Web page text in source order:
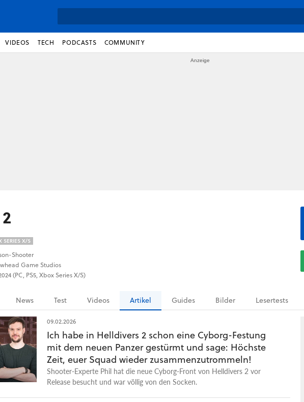
VIDEOS TECH PODCASTS COMMUNITY
SERIES X/S
Shooter
Game Studios
(PC, PS5, Xbox Series X/S)
News Test Videos Artikel Guides Bilder Lesertests
09.02.2026
Ich habe in Helldivers 2 schon eine Cyborg-Festung
mit dem neuen Panzer gestürmt und sage: Höchste
Zeit, euer Squad wieder zusammenzutrommeln!
Shooter-Experte Phil hat die neue Cyborg-Front von Helldivers 2 vor
Release besucht und war völlig von den Socken.